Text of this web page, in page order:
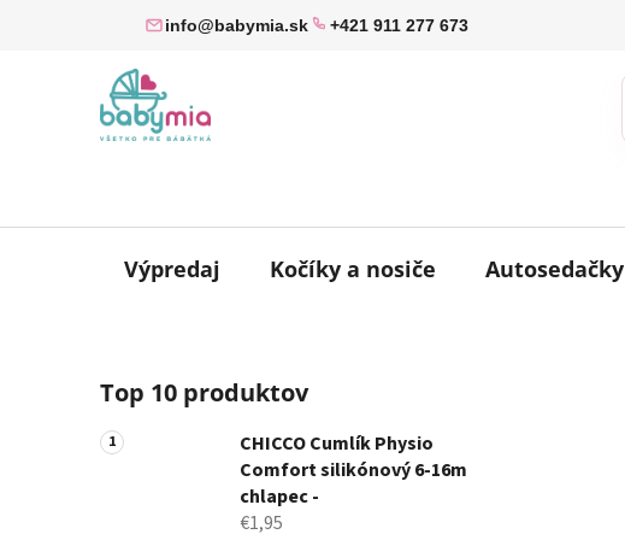
info@babymia.sk +421 911 277 673
Výpredaj Kočíky a nosiče Autosedačky
o
č
n
Top 10 produktov
CHICCO Cumlík Physio
Comfort silikónový 6-16m
chlapec -
€1,95